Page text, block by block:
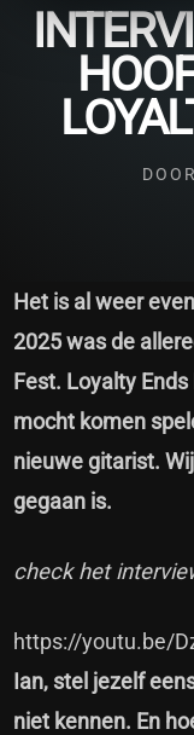
Het is al weer
2025 was de
Fest. Loyalty
mocht komen
nieuwe gitarist.
gegaan is.
check het
https://youtu.be/
Ian, stel jezelf
niet kennen. En